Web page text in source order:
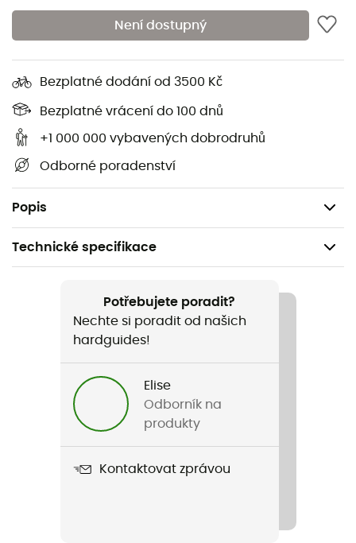
Není dostupný
Bezplatné dodání od 3500 Kč
Bezplatné vrácení do 100 dnů
+1 000 000 vybavených dobrodruhů
Odborné poradenství
Popis
Sporkjecestovní příboryod značkyOptimus. Lehká a
odolná, zabírá jen velmi málo místa ve vašem batohu a
bude vítaná, když váš žaludek začne kručet a bude čas
jíst.
Materiál: titan
Hmotnost: 17 g
Technické specifikace
Pěší turistika / Trekking / Kemping / Běžné použití
Název produktu
Potřebujete poradit?
Nechte si poradit od našich
hardguides!
Elise
Odborník na
produkty
Kontaktovat zprávou